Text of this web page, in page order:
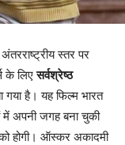
स्तर पर
के लिएसर्वश्रेष्ठ
गया है। यह फिल्म भारत
में अपनी जगह बना चुकी
होगी। ऑस्कर अकादमी